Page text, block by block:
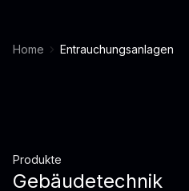
Home Entrauchungsanlagen
Produkte
Gebäudetechnik